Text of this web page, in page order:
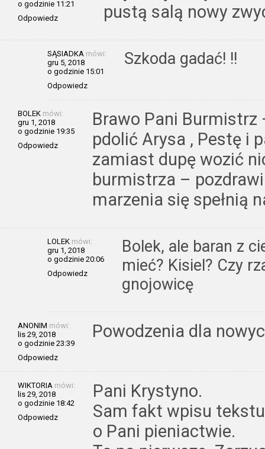
o godzinie 11:21
Odpowiedz
pustą salą nowy
SĄSIADKA mówi:
gru 5, 2018
o godzinie 15:01
Odpowiedz
Szkoda gadać! !!
BOLEK mówi:
gru 1, 2018
o godzinie 19:35
Odpowiedz
Brawo Pani Burmistrz
pdolić Arysa , Pestę i
zamiast dupę wozić
burmistrza –
marzenia się spełnią
LOLEK mówi:
gru 1, 2018
o godzinie 20:06
Odpowiedz
Bolek, ale baran z
mieć? Kisiel? Czy
gnojowicę
ANONIM mówi:
lis 29, 2018
o godzinie 23:39
Odpowiedz
Powodzenia dla
WIKTORIA mówi:
lis 29, 2018
o godzinie 18:42
Odpowiedz
Pani Krystyno.
Sam fakt wpisu
o Pani pieniactwie.